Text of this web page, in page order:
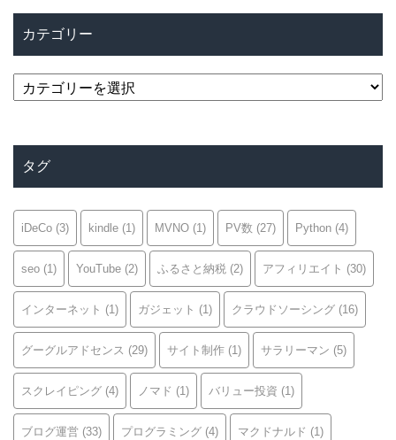
カテゴリー
カ
タグ
iDeCo (3) kindle (1) MVNO (1) PV数 (27) Python (4)
seo (1) YouTube (2) ふるさと納税 (2) アフィリエイト (30)
インターネット (1) ガジェット (1) クラウドソーシング (16)
グーグルアドセンス (29) サイト制作 (1) サラリーマン (5)
スクレイピング (4) ノマド (1) バリュー投資 (1)
ブログ運営 (33) プログラミング (4) マクドナルド (1)